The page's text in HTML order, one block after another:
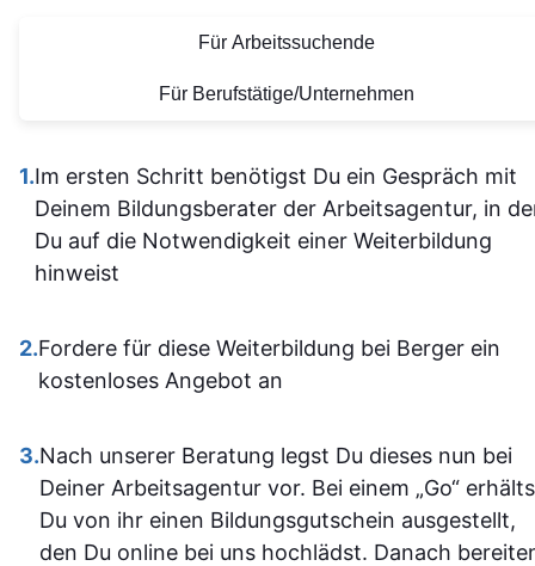
Lernmaterialien sind auf
einem hohen Niveau.
zugänglich, sodass man
sich gut orientieren kann.
Insgesamt ist der
alle, die sich im Bereich
SPS weiterbilden oder
Sehr empfehlenswert! 👍
Lernerfahrung
aufgebaut
man kam
dann gut
allem
einiges
und fühle
im
Für Arbeitssuchende
Für Berufstätige/Unternehmen
1.Im ersten Schritt benötigst Du ein Gespräch mit
Deinem Bildungsberater der Arbeitsagentur, in
Du auf die Notwendigkeit einer Weiterbildung
hinweist
2.Fordere für diese Weiterbildung bei Berger ein
kostenloses Angebot an
3.Nach unserer Beratung legst Du dieses nun bei
Deiner Arbeitsagentur vor. Bei einem „Go“
Du von ihr einen Bildungsgutschein ausgestellt,
den Du online bei uns hochlädst. Danach